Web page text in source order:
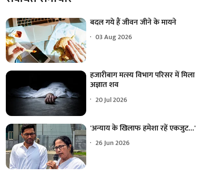
बदल गये हैं जीवन जीने के मायने
03 Aug 2026
हजारीबाग मत्स्य विभाग परिसर में मिला
अज्ञात शव
20 Jul 2026
'अन्याय के खिलाफ हमेशा रहें एकजुट...'
26 Jun 2026